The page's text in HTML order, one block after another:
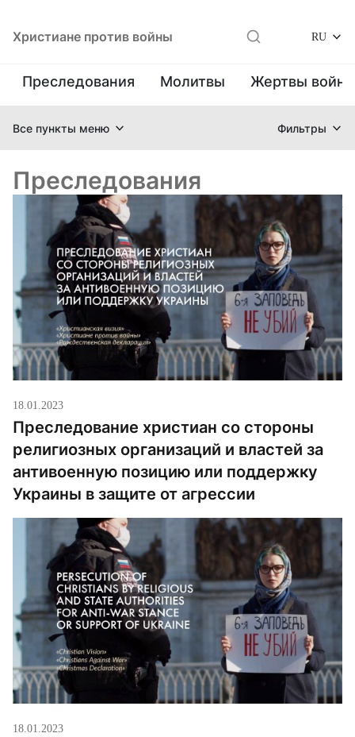
Христиане против войны RU
Преследования Молитвы Жертвы
Все пункты меню Фильтры
Преследования
18.01.2023
Преследование христиан со стороны
религиозных организаций и властей за
антивоенную позицию или поддержку
Украины в защите от агрессии
18.01.2023